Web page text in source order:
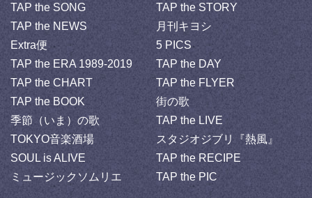
TAP the SONG
TAP the STORY
TAP the NEWS
月刊キヨシ
Extra便
5 PICS
TAP the ERA 1989-2019
TAP the DAY
TAP the CHART
TAP the FLYER
TAP the BOOK
街の歌
季節（いま）の歌
TAP the LIVE
TOKYO音楽酒場
スタジオジブリ『熱風』
SOUL is ALIVE
TAP the RECIPE
ミュージックソムリエ
TAP the PIC